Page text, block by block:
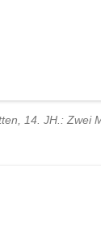
14. JH.: Zwei